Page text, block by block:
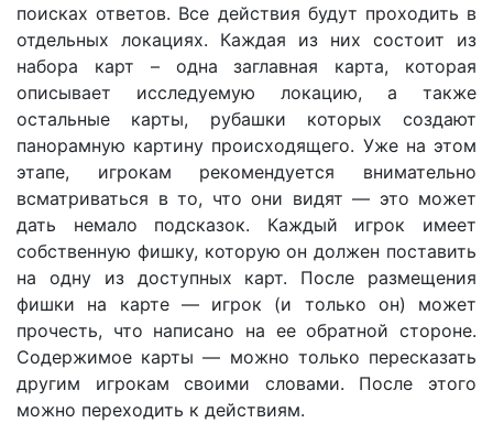
поисках ответов. Все действия будут проходить в
отдельных локациях. Каждая из них состоит из
набора карт – одна заглавная карта, которая
описывает исследуемую локацию, а также
остальные карты, рубашки которых создают
панорамную картину происходящего. Уже на этом
этапе, игрокам рекомендуется внимательно
всматриваться в то, что они видят — это может
дать немало подсказок. Каждый игрок имеет
собственную фишку, которую он должен поставить
на одну из доступных карт. После размещения
фишки на карте — игрок (и только он) может
прочесть, что написано на ее обратной стороне.
Содержимое карты — можно только пересказать
другим игрокам своими словами. После этого
можно переходить к действиям.